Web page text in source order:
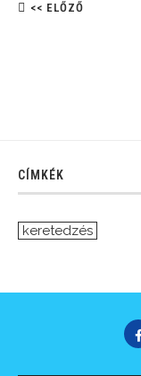
<< ELŐZŐ
CÍMKÉK
keretedzés